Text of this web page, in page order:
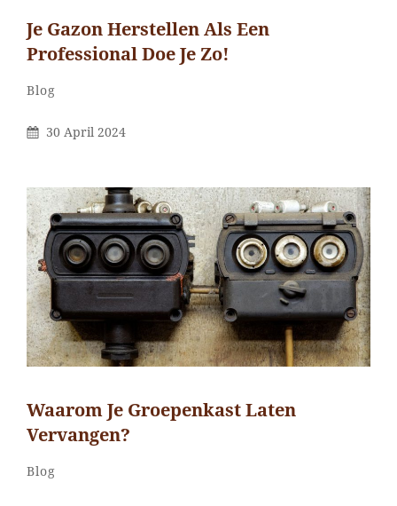
Je Gazon Herstellen Als Een
Professional Doe Je Zo!
Categorieën
Blog
Gepubliceerd
30 April 2024
Waarom Je Groepenkast Laten
Vervangen?
Categorieën
Blog